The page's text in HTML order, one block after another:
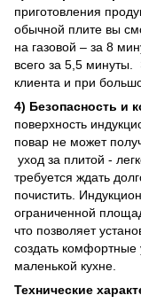
приготовления
обычной плите вы
на газовой – за 8
всего за 5,5
клиента и при
4) Безопасность и
поверхность
повар не может
уход за плитой -
требуется ждать
почистить.
ограниченной
что позволяет
создать
маленькой кухне.
Технические